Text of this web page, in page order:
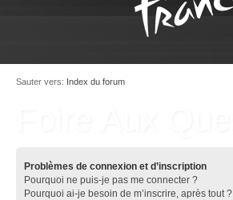
Sauter vers: Index du forum
Problèmes de connexion et d’inscription
Pourquoi ne puis-je pas me connecter ?
Pourquoi ai-je besoin de m’inscrire, après tout ?